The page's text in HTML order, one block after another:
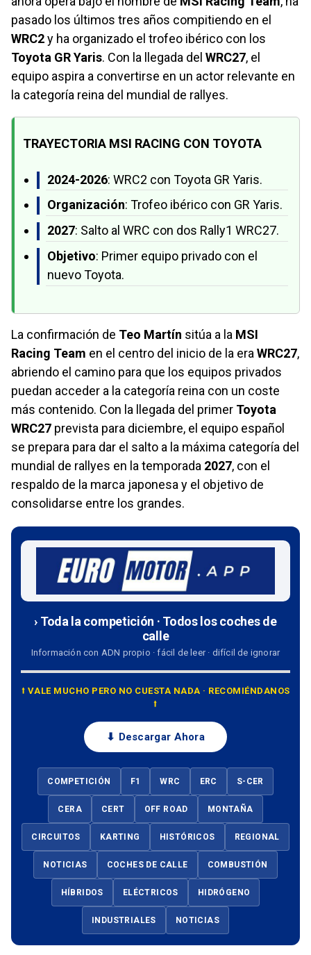
pasado los últimos tres años compitiendo en el
WRC2y ha organizado el trofeo ibérico con los
Toyota GR Yaris. Con la llegada del WRC27, el
equipo aspira a convertirse en un actor relevante en
la categoría reina del mundial de rallyes.
TRAYECTORIA MSI RACING CON TOYOTA
2024-2026: WRC2 con Toyota GR Yaris.
Organización: Trofeo ibérico con GR Yaris.
2027: Salto al WRC con dos Rally1 WRC27.
Objetivo: Primer equipo privado con el
nuevo Toyota.
La confirmación de Teo Martín sitúa a la MSI
Racing Team en el centro del inicio de la era WRC27,
abriendo el camino para que los equipos privados
puedan acceder a la categoría reina con un coste
más contenido. Con la llegada del primer Toyota
WRC27 prevista para diciembre, el equipo español
se prepara para dar el salto a la máxima categoría del
mundial de rallyes en la temporada 2027, con el
respaldo de la marca japonesa y el objetivo de
consolidarse entre los grandes.
› Toda la competición · Todos los coches de
calle
Información con ADN propio · fácil de leer · difícil de ignorar
⭡ VALE MUCHO PERO NO CUESTA NADA · RECOMIÉNDANOS
⭡
⬇ Descargar Ahora
COMPETICIÓN F1 WRC ERC S-CER
CERA CERT OFF ROAD MONTAÑA
CIRCUITOS KARTING HISTÓRICOS REGIONAL
NOTICIAS COCHES DE CALLE COMBUSTIÓN
HÍBRIDOS ELÉCTRICOS HIDRÓGENO
INDUSTRIALES NOTICIAS